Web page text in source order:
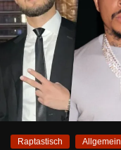
Raptastisch Allgemein